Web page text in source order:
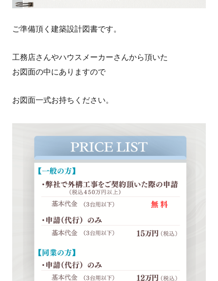
ご準備頂く建築設計図書です。
工務店さんやハウスメーカーさんから頂いた
お図面の中にありますので
お図面一式お持ちください。